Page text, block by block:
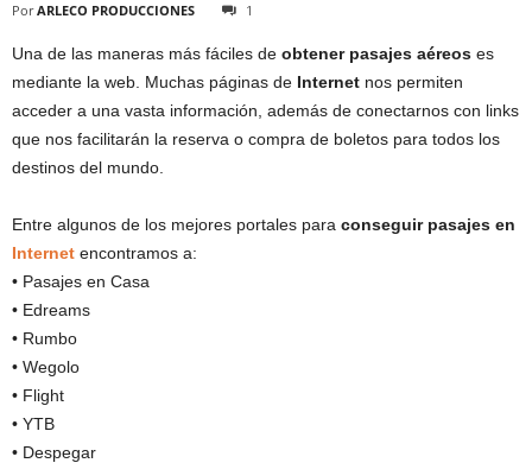
Por ARLECO PRODUCCIONES 1
Una de las maneras más fáciles de obtener pasajes aéreos es
mediante la web. Muchas páginas de Internet nos permiten
acceder a una vasta información, además de conectarnos con links
que nos facilitarán la reserva o compra de boletos para todos los
destinos del mundo.
Entre algunos de los mejores portales para conseguir pasajes en
Internet encontramos a:
• Pasajes en Casa
• Edreams
• Rumbo
• Wegolo
• Flight
• YTB
• Despegar